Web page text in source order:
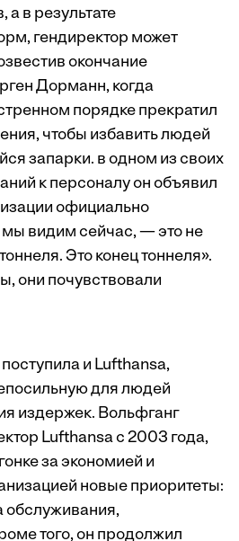
а в результате
гендиректор может
окончание
Дорманн, когда
порядке прекратил
чтобы избавить людей
запарки. в одном из своих
к персоналу он объявил
официально
мы видим сейчас, — это не
Это конец тоннеля».
они почувствовали
и Lufthansa,
для людей
издержек. Вольфганг
Lufthansa с 2003 года,
за экономией и
новые приоритеты:
обслуживания,
того, он продолжил